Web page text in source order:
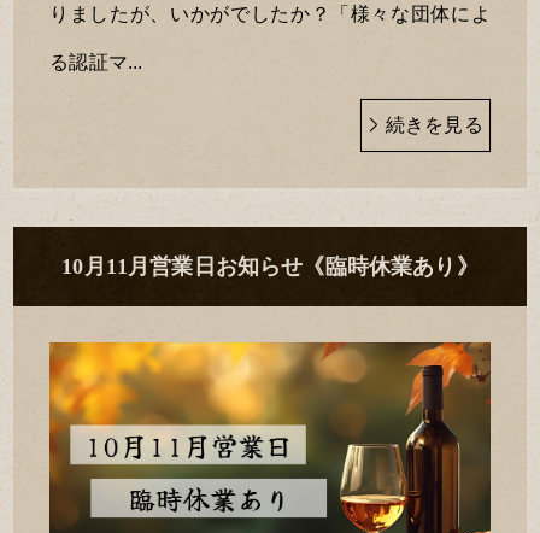
りましたが、いかがでしたか？「様々な団体によ
る認証マ...
続きを見る
10月11月営業日お知らせ《臨時休業あり》